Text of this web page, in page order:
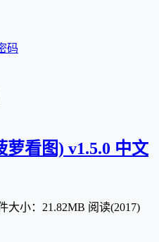
码
萝看图) v1.5.0 中文
大小：21.82MB 阅读(2017)